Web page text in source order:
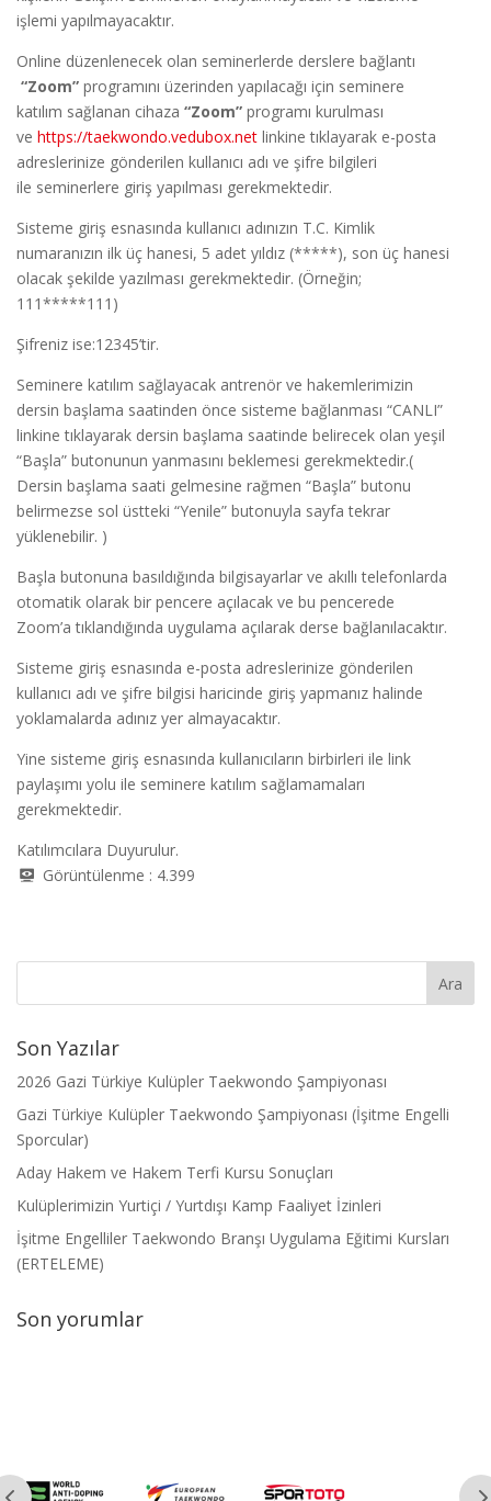
işlemi yapılmayacaktır.
Online düzenlenecek olan seminerlerde derslere bağlantı
“Zoom” programını üzerinden yapılacağı için seminere
katılım sağlanan cihaza “Zoom” programı kurulması
ve https://taekwondo.vedubox.net linkine tıklayarak e-posta
adreslerinize gönderilen kullanıcı adı ve şifre bilgileri
ile seminerlere giriş yapılması gerekmektedir.
Sisteme giriş esnasında kullanıcı adınızın T.C. Kimlik
numaranızın ilk üç hanesi, 5 adet yıldız (*****), son üç hanesi
olacak şekilde yazılması gerekmektedir. (Örneğin;
111*****111)
Şifreniz ise:12345’tir.
Seminere katılım sağlayacak antrenör ve hakemlerimizin
dersin başlama saatinden önce sisteme bağlanması “CANLI”
linkine tıklayarak dersin başlama saatinde belirecek olan yeşil
“Başla” butonunun yanmasını beklemesi gerekmektedir.(
Dersin başlama saati gelmesine rağmen “Başla” butonu
belirmezse sol üstteki “Yenile” butonuyla sayfa tekrar
yüklenebilir. )
Başla butonuna basıldığında bilgisayarlar ve akıllı telefonlarda
otomatik olarak bir pencere açılacak ve bu pencerede
Zoom’a tıklandığında uygulama açılarak derse bağlanılacaktır.
Sisteme giriş esnasında e-posta adreslerinize gönderilen
kullanıcı adı ve şifre bilgisi haricinde giriş yapmanız halinde
yoklamalarda adınız yer almayacaktır.
Yine sisteme giriş esnasında kullanıcıların birbirleri ile link
paylaşımı yolu ile seminere katılım sağlamamaları
gerekmektedir.
Katılımcılara Duyurulur.
Görüntülenme : 4.399
Son Yazılar
2026 Gazi Türkiye Kulüpler Taekwondo Şampiyonası
Gazi Türkiye Kulüpler Taekwondo Şampiyonası (İşitme Engelli
Sporcular)
Aday Hakem ve Hakem Terfi Kursu Sonuçları
Kulüplerimizin Yurtiçi / Yurtdışı Kamp Faaliyet İzinleri
İşitme Engelliler Taekwondo Branşı Uygulama Eğitimi Kursları
(ERTELEME)
Son yorumlar